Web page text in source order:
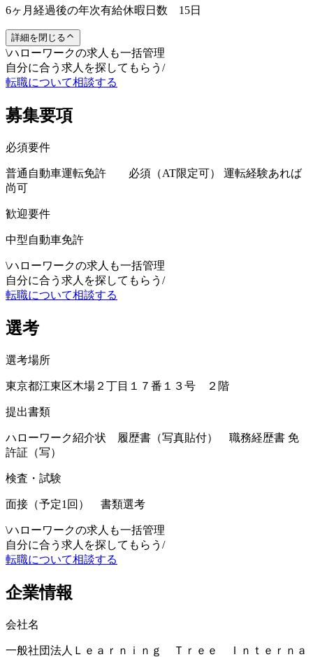
6ヶ月経過後の年次有給休暇日数 15日
詳細を閉じる
\ハローワークの求人も一括管理
自分に合う求人を探してもらう /
転職について相談する
募集要項
必須要件
普通自動車運転免許 必須（AT限定可） 運転経験あれば
尚可
歓迎要件
中型自動車免許
\ハローワークの求人も一括管理
自分に合う求人を探してもらう /
転職について相談する
選考
選考場所
東京都江東区木場２丁目１７番１３号 ２階
提出書類
ハローワーク紹介状 履歴書（写真貼付） 職務経歴書 免
許証（写）
検査・試験
面接（予定1回） 書類選考
\ハローワークの求人も一括管理
自分に合う求人を探してもらう /
転職について相談する
企業情報
会社名
一般社団法人Ｌｅａｒｎｉｎｇ Ｔｒｅｅ Ｉｎｔｅｒｎａ